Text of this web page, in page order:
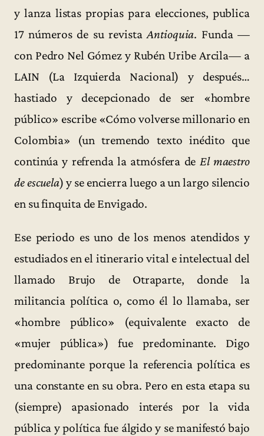
y lanza listas propias para elecciones, publica
17 números de su revistaAntioquia. Funda —
con Pedro Nel Gómez y Rubén Uribe Arcila— a
LAIN (La Izquierda Nacional) y después…
hastiado y decepcionado de ser «hombre
público» escribe «Cómo volverse millonario en
Colombia» (un tremendo texto inédito que
continúa y refrenda la atmósfera de El maestro
de escuela) y se encierra luego a un largo silencio
en su finquita de Envigado.
Ese periodo es uno de los menos atendidos y
estudiados en el itinerario vital e intelectual del
llamado Brujo de Otraparte, donde la
militancia política o, como él lo llamaba, ser
«hombre público» (equivalente exacto de
«mujer pública») fue predominante. Digo
predominante porque la referencia política es
una constante en su obra. Pero en esta etapa su
(siempre) apasionado interés por la vida
pública y política fue álgido y se manifestó bajo